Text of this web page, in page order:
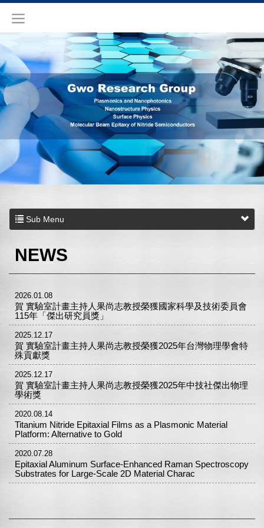
Sub Menu
NEWS
2026.01.08
賀 實驗室計畫主持人果尚志教授榮獲國家科學及技術委員會
115年「傑出研究員獎」
2025.12.17
賀 實驗室計畫主持人果尚志教授榮獲2025年台灣物理學會特
殊貢獻獎
2025.12.17
賀 實驗室計畫主持人果尚志教授榮獲2025年中技社傑出物理
學術獎
2020.08.14
Titanium Nitride Epitaxial Films as a Plasmonic Material
Platform: Alternative to Gold
2020.07.28
Epitaxial Aluminum Surface-Enhanced Raman Spectroscopy
Substrates for Large-Scale 2D Material Charac